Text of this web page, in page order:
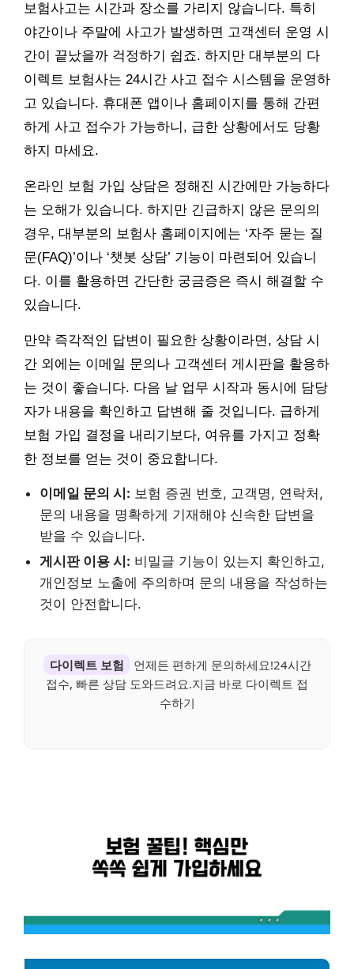
보험사고는 시간과 장소를 가리지 않습니다. 특히
야간이나 주말에 사고가 발생하면 고객센터 운영 시
간이 끝났을까 걱정하기 쉽죠. 하지만 대부분의 다
이렉트 보험사는 24시간 사고 접수 시스템을 운영하
고 있습니다. 휴대폰 앱이나 홈페이지를 통해 간편
하게 사고 접수가 가능하니, 급한 상황에서도 당황
하지 마세요.
온라인 보험 가입 상담은 정해진 시간에만 가능하다
는 오해가 있습니다. 하지만 긴급하지 않은 문의의
경우, 대부분의 보험사 홈페이지에는 ‘자주 묻는 질
문(FAQ)’이나 ‘챗봇 상담’ 기능이 마련되어 있습니
다. 이를 활용하면 간단한 궁금증은 즉시 해결할 수
있습니다.
만약 즉각적인 답변이 필요한 상황이라면, 상담 시
간 외에는 이메일 문의나 고객센터 게시판을 활용하
는 것이 좋습니다. 다음 날 업무 시작과 동시에 담당
자가 내용을 확인하고 답변해 줄 것입니다. 급하게
보험 가입 결정을 내리기보다, 여유를 가지고 정확
한 정보를 얻는 것이 중요합니다.
이메일 문의 시: 보험 증권 번호, 고객명, 연락처,
문의 내용을 명확하게 기재해야 신속한 답변을
받을 수 있습니다.
게시판 이용 시: 비밀글 기능이 있는지 확인하고,
개인정보 노출에 주의하며 문의 내용을 작성하는
것이 안전합니다.
다이렉트 보험
언제든 편하게 문의하세요!24시간
접수, 빠른 상담 도와드려요.지금 바로 다이렉트 접
수하기